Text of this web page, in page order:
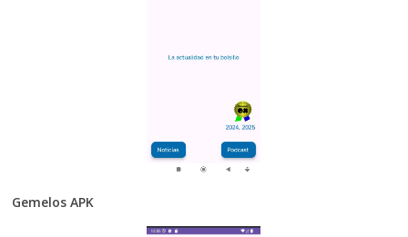
Gemelos APK